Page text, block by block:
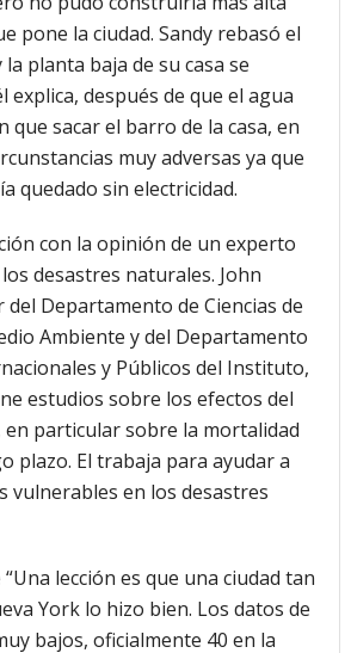
pone la ciudad. Sandy rebasó el
planta baja de su casa se
explica, después de que el agua
sacar el barro de la casa, en
muy adversas ya que
quedado sin electricidad.
con la opinión de un experto
desastres naturales. John
Departamento de Ciencias de
Ambiente y del Departamento
y Públicos del Instituto,
estudios sobre los efectos del
en particular sobre la mortalidad
plazo. El trabaja para ayudar a
vulnerables en los desastres
lección es que una ciudad tan
York lo hizo bien. Los datos de
bajos, oficialmente 40 en la